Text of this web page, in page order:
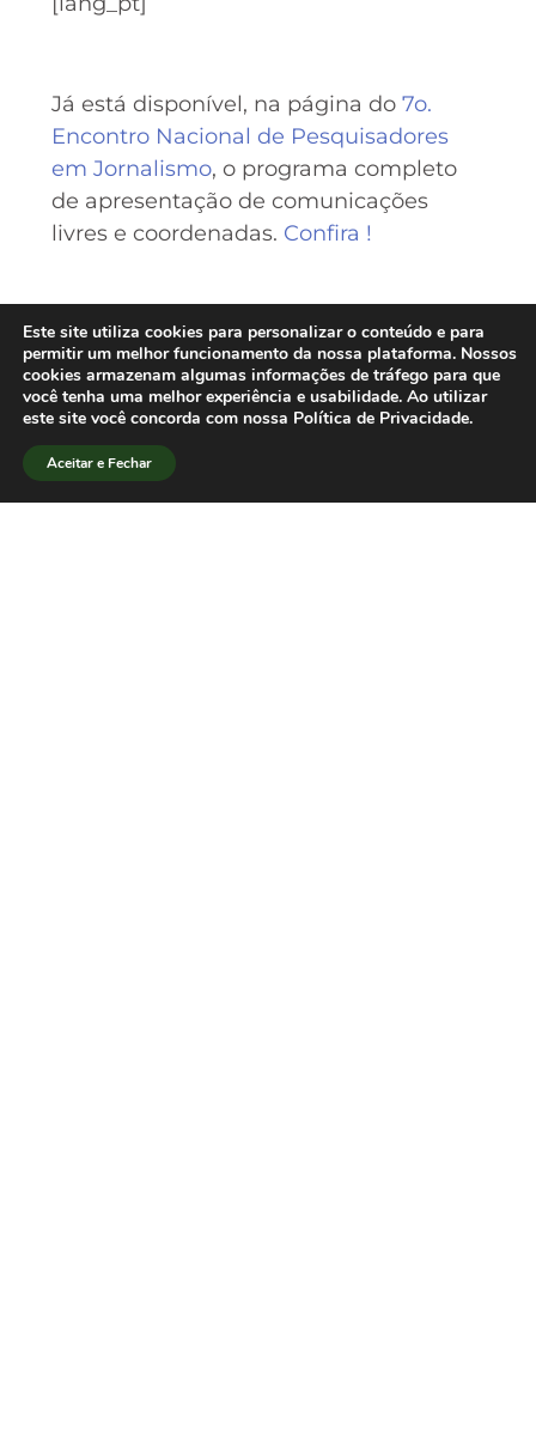
Já está disponível, na página do 7o.
Encontro Nacional de Pesquisadores
em Jornalismo, o programa completo
de apresentação de comunicações
livres e coordenadas. Confira !
[/lang_pt]
Este site utiliza cookies para personalizar o conteúdo e para
permitir um melhor funcionamento da nossa plataforma. Nossos
cookies armazenam algumas informações de tráfego para que
você tenha uma melhor experiência e usabilidade. Ao utilizar
este site você concorda com nossa Política de Privacidade.
Aceitar e Fechar